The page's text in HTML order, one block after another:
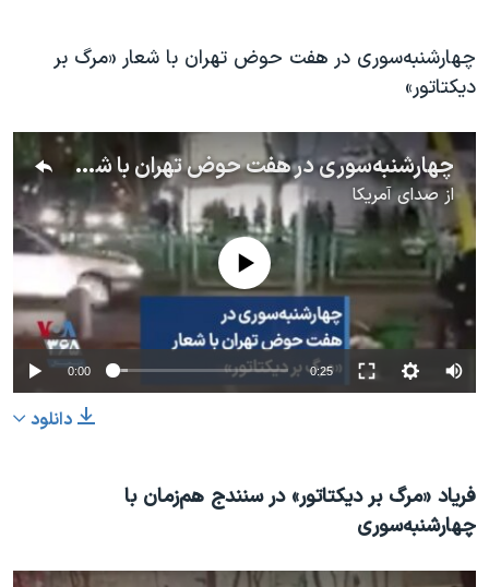
چهارشنبه‌سوری در هفت حوض تهران با شعار «مرگ بر
دیکتاتور»
چهارشنبه‌سوری در هفت حوض تهران با شعار «مرگ بر دیکتاتور»
ازصدای آمریکا
No media source currently available
0:00 0:25
دانلود
فریاد «مرگ بر دیکتاتور» در سنندج هم‌زمان با
چهارشنبه‌سوری